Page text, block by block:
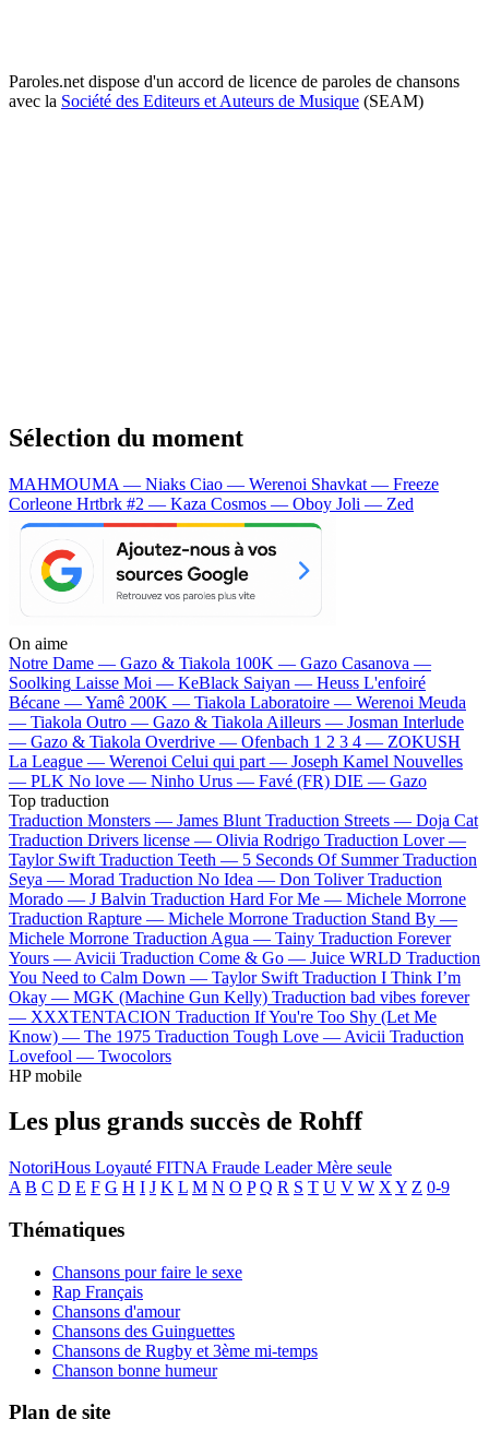
Paroles.net dispose d'un accord de licence de paroles de chansons
avec la Société des Editeurs et Auteurs de Musique (SEAM)
Sélection du moment
MAHMOUMA — Niaks Ciao — Werenoi Shavkat — Freeze
Corleone Hrtbrk #2 — Kaza Cosmos — Oboy Joli — Zed
On aime
Notre Dame — Gazo & Tiakola 100K — Gazo Casanova —
Soolking Laisse Moi — KeBlack Saiyan — Heuss L'enfoiré
Bécane —Yamê 200K — Tiakola Laboratoire — Werenoi Meuda
— Tiakola Outro — Gazo & Tiakola Ailleurs — Josman Interlude
— Gazo & Tiakola Overdrive — Ofenbach 1 2 3 4 — ZOKUSH
La League — Werenoi Celui qui part — Joseph Kamel Nouvelles
— PLK No love — Ninho Urus — Favé (FR) DIE — Gazo
Top traduction
Traduction Monsters — James Blunt Traduction Streets — Doja Cat
Traduction Drivers license — Olivia Rodrigo Traduction Lover —
Taylor Swift Traduction Teeth — 5 Seconds Of Summer Traduction
Seya — Morad Traduction No Idea — Don Toliver Traduction
Morado — J Balvin Traduction Hard For Me — Michele Morrone
Traduction Rapture — Michele Morrone Traduction Stand By —
Michele Morrone Traduction Agua — Tainy Traduction Forever
Yours — Avicii Traduction Come & Go — Juice WRLD Traduction
You Need to Calm Down — Taylor Swift Traduction I Think I’m
Okay — MGK (Machine Gun Kelly) Traduction bad vibes forever
— XXXTENTACION Traduction If You're Too Shy (Let Me
Know) — The 1975 Traduction Tough Love — Avicii Traduction
Lovefool — Twocolors
HP mobile
Les plus grands succès de Rohff
NotoriHous Loyauté FITNA Fraude LeaderMère seule
A B C D E F G H I J K L M N O P Q R S T U V W X Y Z 0-9
Thématiques
Chansons pour faire le sexe
Rap Français
Chansons d'amour
Chansons des Guinguettes
Chansons de Rugby et 3ème mi-temps
Chanson bonne humeur
Plan de site